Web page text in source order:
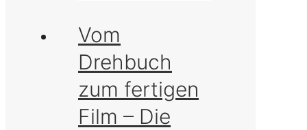
Vom
Drehbuch
zum fertigen
Film – Die